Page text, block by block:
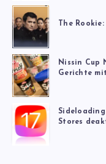
The
Nissin Cup
Gerichte
Stores